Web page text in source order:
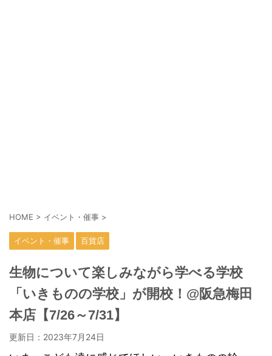
HOME > イベント・催事 >
イベント・催事 百貨店
生物について楽しみながら学べる学校
「いきものの学校」が開校！@阪急梅田
本店【7/26～7/31】
更新日： 2023年7月24日